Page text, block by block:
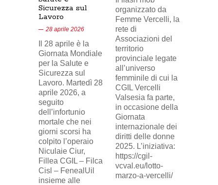
Sicurezza sul
Lavoro
28 aprile 2026
Il 28 aprile è la
Giornata Mondiale
per la Salute e
Sicurezza sul
Lavoro. Martedì 28
aprile 2026, a
seguito
dell’infortunio
mortale che nei
giorni scorsi ha
colpito l’operaio
Niculaie Ciur,
Fillea CGIL – Filca
Cisl – FenealUil
insieme alle
organizzato da
Femme Vercelli, la
rete di
Associazioni del
territorio
provinciale legate
all’universo
femminile di cui la
CGIL Vercelli
Valsesia fa parte,
in occasione della
Giornata
internazionale dei
diritti delle donne
2025. L’iniziativa:
https://cgil-
vcval.eu/lotto-
marzo-a-vercelli/